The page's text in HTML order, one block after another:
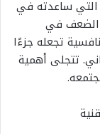
التي ساعدته في
الضعف في
تجعله جزءًا
تتجلى أهمية